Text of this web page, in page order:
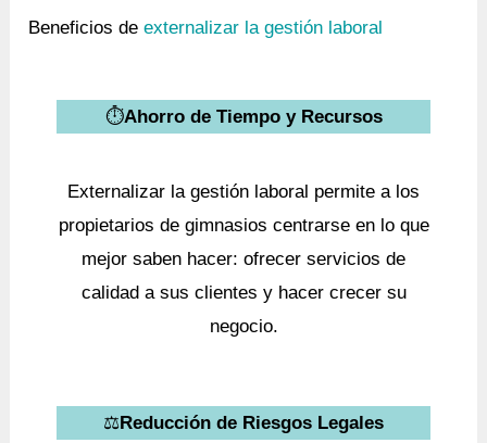
Beneficios deexternalizar la gestión laboral
⏱️Ahorro de Tiempo y Recursos
Externalizar la gestión laboral permite a los
propietarios de gimnasios centrarse en lo que
mejor saben hacer: ofrecer servicios de
calidad a sus clientes y hacer crecer su
negocio.
⚖️Reducción de Riesgos Legales